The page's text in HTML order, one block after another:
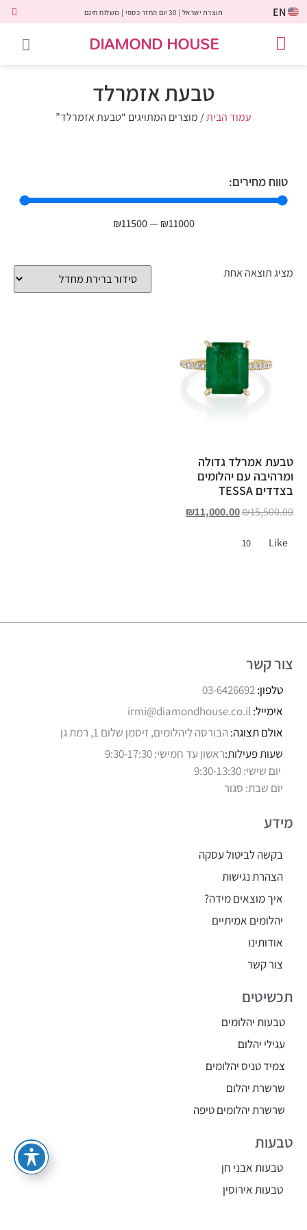
EN תוצרת ישראל | 30 יום החזר כספי | משלוח חינם
DIAMOND HOUSE
טבעת אזמרלד
עמוד הבית/ מוצרים המתויגים “טבעת אזמרלד”
טווח מחירים:
₪11000
—
₪11500
מציג תוצאה אחת
טבעת אמרלד גדולה
ומרהיבה עם יהלומים
בצדדים TESSA
₪15,500.00
₪11,000.00
Like
10
צור קשר
טלפון:03-6426692
אימייל:irmi@diamondhouse.co.il
אולם תצוגה: הבורסה ליהלומים, זיסמן שלום 1, רמת גן
שעות פעילות:ראשון עד חמישי: 9:30-17:30
יום שישי: 9:30-13:30
יום שבת: סגור
מידע
בקשה לביטול עסקה
הצהרת נגישות
איך מוצאים מידה?
יהלומים אמיתיים
אודותינו
צור קשר
תכשיטים
טבעות יהלומים
עגילי יהלום
צמיד טניס יהלומים
שרשרת יהלום
שרשרת יהלומים טיפה
טבעות
טבעות אבני חן
טבעות אירוסין